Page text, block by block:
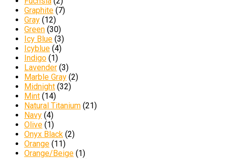
Graphite (7)
Gray (12)
Green (30)
Icy Blue (3)
Icyblue (4)
Indigo (1)
Lavender (3)
Marble Gray (2)
Midnight (32)
Mint (14)
Natural Titanium (21)
Navy (4)
Olive (1)
Onyx Black (2)
Orange (11)
Orange/Beige (1)